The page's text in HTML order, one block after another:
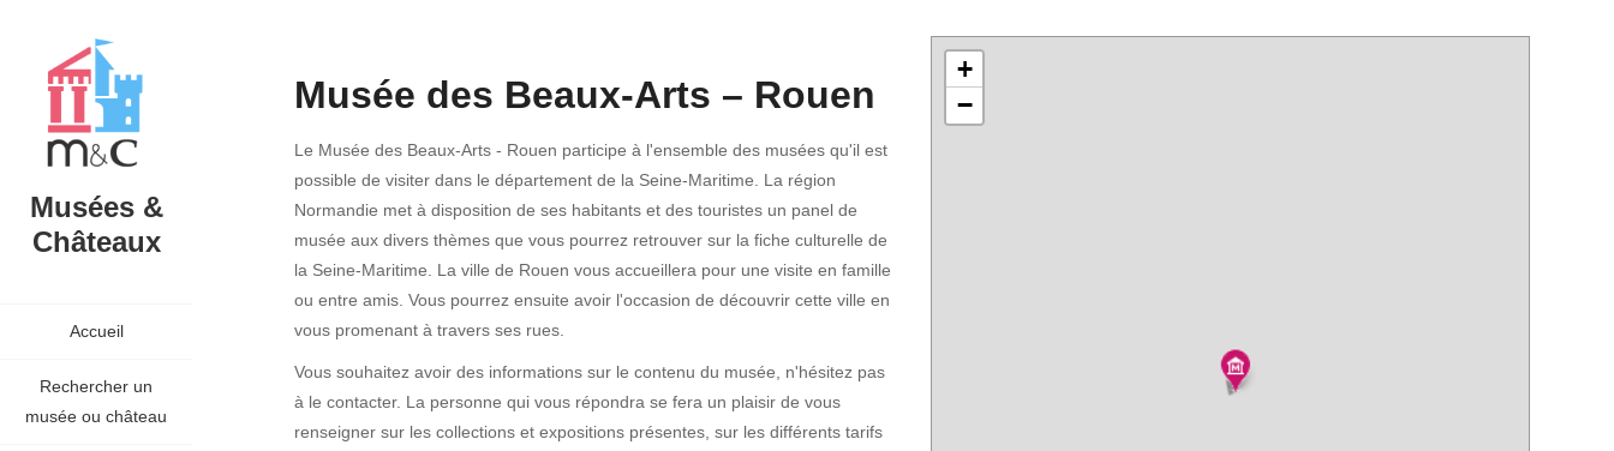
Musées &
Châteaux
Accueil
Rechercher un
musée ou château
Musée des Beaux-Arts – Rouen
Le Musée des Beaux-Arts - Rouen participe à l'ensemble des musées qu'il est
possible de visiter dans le département de la Seine-Maritime. La région
Normandie met à disposition de ses habitants et des touristes un panel de
musée aux divers thèmes que vous pourrez retrouver sur la fiche culturelle de
la Seine-Maritime. La ville de Rouen vous accueillera pour une visite en famille
ou entre amis. Vous pourrez ensuite avoir l'occasion de découvrir cette ville en
vous promenant à travers ses rues.
Vous souhaitez avoir des informations sur le contenu du musée, n'hésitez pas
à le contacter. La personne qui vous répondra se fera un plaisir de vous
renseigner sur les collections et expositions présentes, sur les différents tarifs
+
−